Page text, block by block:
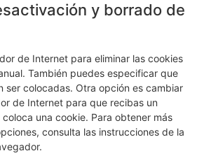
y borrado de
de Internet para eliminar las cookies
También puedes especificar que
ser colocadas. Otra opción es cambiar
de Internet para que recibas un
una cookie. Para obtener más
consulta las instrucciones de la